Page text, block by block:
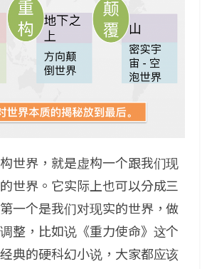
世界，就是虚构一个跟我们现
世界。它实际上也可以分成三
一个是我们对现实的世界，做
整，比如说《重力使命》这个
典的硬科幻小说，大家都应该